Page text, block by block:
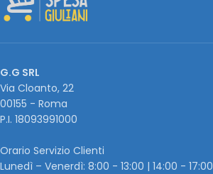
G.G SRL
Via Cloanto, 22
00155 - Roma
P.I. ‭18093991000
Orario Servizio Clienti
Lunedì – Venerdì: 8:00 - 13:00 | 14:00 - 17:00